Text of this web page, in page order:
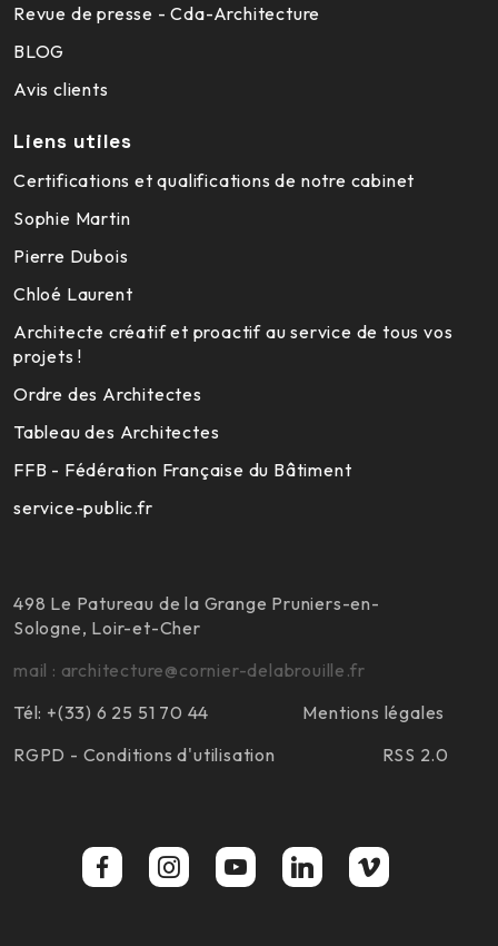
Revue de presse - Cda-Architecture
BLOG
Avis clients
Liens utiles
Certifications et qualifications de notre cabinet
Sophie Martin
Pierre Dubois
Chloé Laurent
Architecte créatif et proactif au service de tous vos
projets !
Ordre des Architectes
Tableau des Architectes
FFB - Fédération Française du Bâtiment
service-public.fr
498 Le Patureau de la Grange Pruniers-en-
Sologne, Loir-et-Cher
mail : architecture@cornier-delabrouille.fr
Tél: +(33) 6 25 51 70 44
Mentions légales
RGPD - Conditions d'utilisation
RSS 2.0